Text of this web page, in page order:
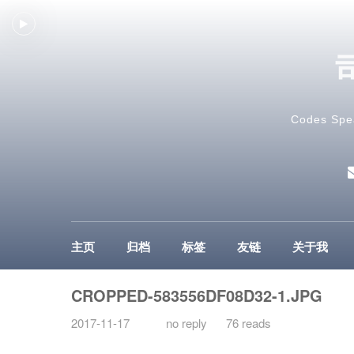
Codes
主页 归档 标签 友链 关于我
CROPPED-583556DF08D32-1.JPG
2017-11-17 no reply 76 reads